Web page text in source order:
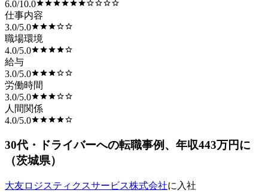
6.0/10.0
仕事内容
3.0/5.0
職場環境
4.0/5.0
給与
3.0/5.0
労働時間
3.0/5.0
人間関係
4.0/5.0
30代 ・ドライバーへの転職事例 、年収443万円に
（茨城県）
大友ロジスティクスサービス株式会社に入社